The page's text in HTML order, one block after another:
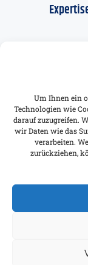
Um Ihnen ein
Technologien wie
darauf zuzugreifen.
wir Daten wie das
verarbeiten.
zurückziehen,